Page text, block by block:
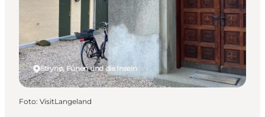
Strynø, Fünen und die Inseln
Foto: VisitLangeland